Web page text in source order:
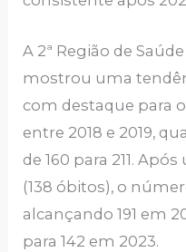
A 2ª Região de
mostrou uma
com destaque para
entre 2018 e 2019,
de 160 para 211.
(138 óbitos), o
alcançando 191 em
para 142 em 2023.